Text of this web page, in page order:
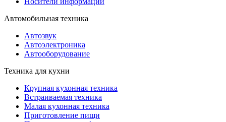
Автомобильная техника
Автозвук
Автоэлектроника
Автооборудование
Техника для кухни
Крупная кухонная техника
Встраиваемая техника
Малая кухонная техника
Приготовление пищи